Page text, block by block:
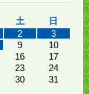
土
日
2
3
9
10
16
17
23
24
30 31